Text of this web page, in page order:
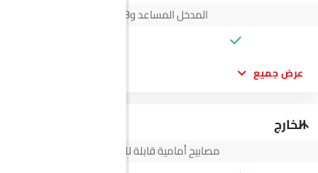
المدخل المساعد وUSB
عرض جميع
الخارج
مصابيح أمامية قابلة للتعديل